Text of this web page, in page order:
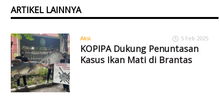
ARTIKEL LAINNYA
Aksi 5 Feb 2025
KOPIPA Dukung Penuntasan
Kasus Ikan Mati di Brantas